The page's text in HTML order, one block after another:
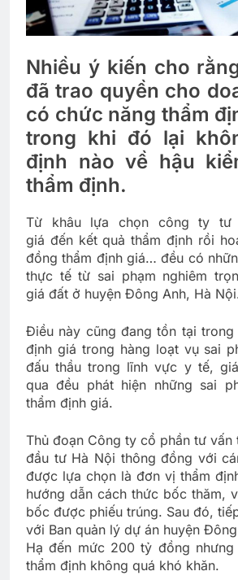
Nhiều ý kiến cho
đã trao quyền cho
có chức năng thẩm
trong khi đó lại
định nào về hậu
thẩm định.
Từ khâu lựa chọn công ty tư
giá đến kết quả thẩm định rồi
đồng thẩm định giá… đều có
thực tế từ sai phạm nghiêm
giá đất ở huyện Đông Anh, Hà
Điều này cũng đang tồn tại trong
định giá trong hàng loạt vụ sai
đấu thầu trong lĩnh vực y tế,
qua đều phát hiện những sai
thẩm định giá.
Thủ đoạn Công ty cổ phần tư vấn
đầu tư Hà Nội thông đồng với
được lựa chọn là đơn vị thẩm
hướng dẫn cách thức bốc thăm,
bốc được phiếu trúng. Sau đó,
với Ban quản lý dự án huyện
Hạ đến mức 200 tỷ đồng
thẩm định không quá khó khăn.